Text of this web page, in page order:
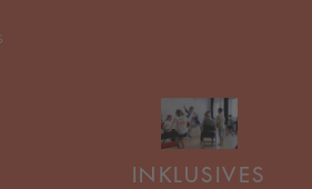
INKLUSIVES